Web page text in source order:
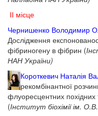
ІІ місце
Чернишенко Володимир
Дослідження
фібриногену в фібрин (
НАН України)
Короткевич Наталія
рекомбінантної
флуоресцентних похідних
(Інститут біохімії ім.